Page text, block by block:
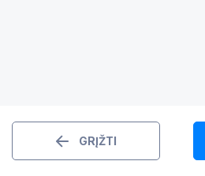
GRĮŽTI